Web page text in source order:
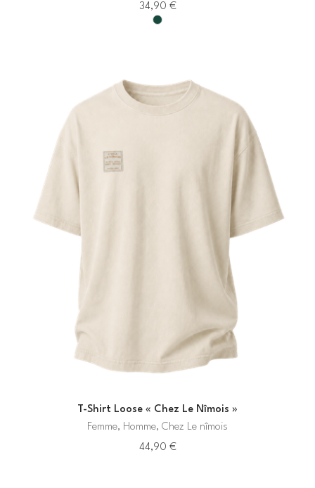
34,90 €
T-Shirt Loose « Chez Le Nîmois »
Femme, Homme, Chez Le nîmois
44,90 €